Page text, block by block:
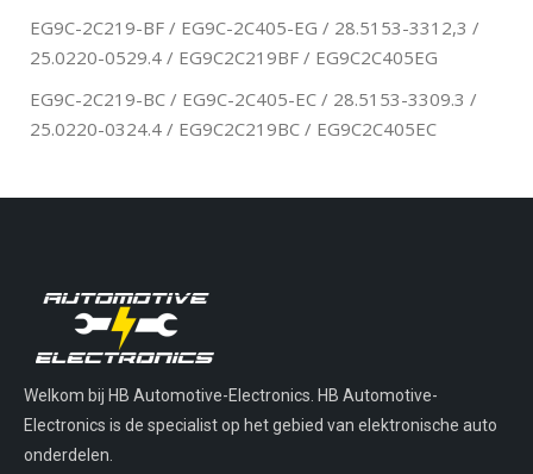
EG9C-2C219-BF / EG9C-2C405-EG / 28.5153-3312,3 /
25.0220-0529.4 / EG9C2C219BF / EG9C2C405EG
EG9C-2C219-BC / EG9C-2C405-EC / 28.5153-3309.3 /
25.0220-0324.4 / EG9C2C219BC / EG9C2C405EC
Welkom bij HB Automotive-Electronics. HB Automotive-
Electronics is de specialist op het gebied van elektronische auto
onderdelen.